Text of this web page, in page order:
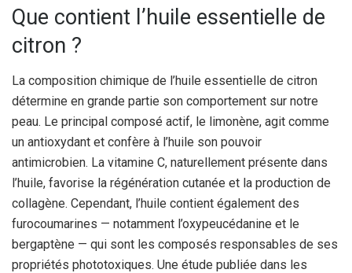
Que contient l’huile essentielle de
citron ?
La composition chimique de l’huile essentielle de citron
détermine en grande partie son comportement sur notre
peau. Le principal composé actif, le limonène, agit comme
un antioxydant et confère à l’huile son pouvoir
antimicrobien. La vitamine C, naturellement présente dans
l’huile, favorise la régénération cutanée et la production de
collagène. Cependant, l’huile contient également des
furocoumarines — notamment l’oxypeucédanine et le
bergaptène — qui sont les composés responsables de ses
propriétés phototoxiques. Une étude publiée dans les